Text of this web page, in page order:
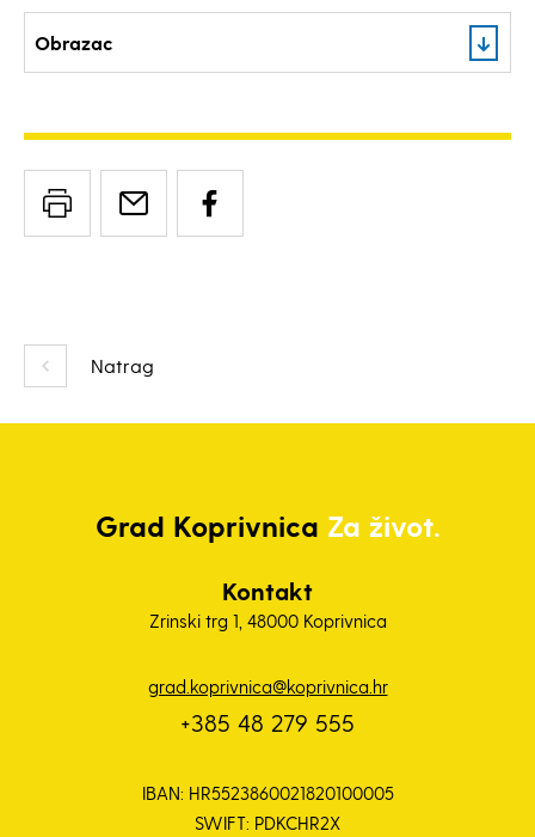
Natrag
Obrazac
Grad Koprivnica Za život.
Kontakt
Zrinski trg 1, 48000 Koprivnica
grad.koprivnica@koprivnica.hr
+385 48 279 555
IBAN: HR5523860021820100005
SWIFT: PDKCHR2X